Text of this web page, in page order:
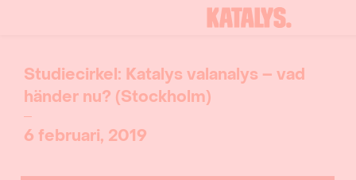
Studiecirkel: Katalys valanalys – vad
händer nu? (Stockholm)
6 februari, 2019